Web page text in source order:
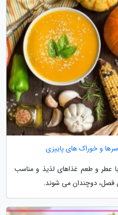
و خوراک های پاییزی
با عطر و طعم غذاهای لذیذ و مناسب
دوچندان می شوند.